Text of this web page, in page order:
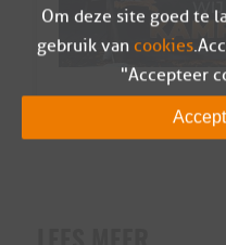
Om deze site goed te
gebruik van cookies.
"Accepteer